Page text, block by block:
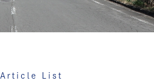
Article List